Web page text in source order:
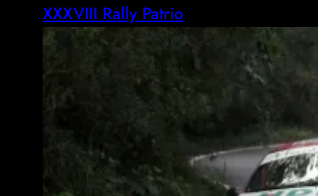
XXXVIII Rally Patrio